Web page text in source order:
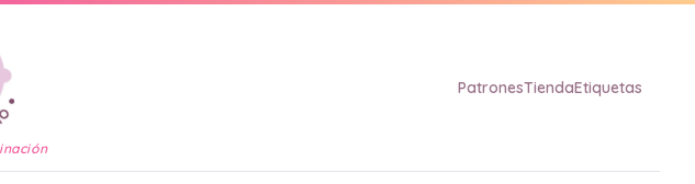
PatronesTiendaEtiquetas